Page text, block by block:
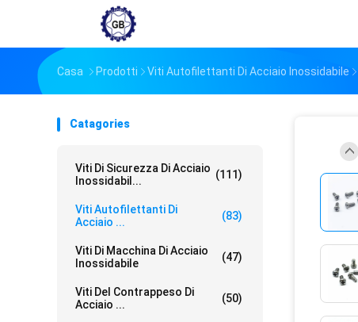
Casa Prodotti Viti Autofilettanti Di Acciaio Inossidabile
Catagories
Viti Di Sicurezza Di Acciaio
Inossidabil...
(111)
Viti Autofilettanti Di
Acciaio ...
(83)
Viti Di Macchina Di Acciaio
Inossidabile
(47)
Viti Del Contrappeso Di
Acciaio ...
(50)